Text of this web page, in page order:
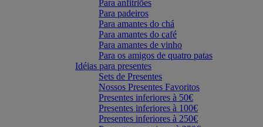
Para anfitriões
Para padeiros
Para amantes do chá
Para amantes do café
Para amantes de vinho
Para os amigos de quatro patas
Idéias para presentes
Sets de Presentes
Nossos Presentes Favoritos
Presentes inferiores à 50€
Presentes inferiores à 100€
Presentes inferiores à 250€